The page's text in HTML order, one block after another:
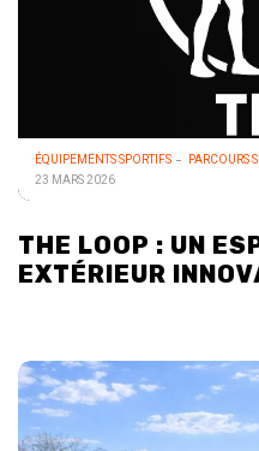
ÉQUIPEMENTS SPORTIFS PARCOURS
23 MARS 2026
THE LOOP : UN
EXTÉRIEUR